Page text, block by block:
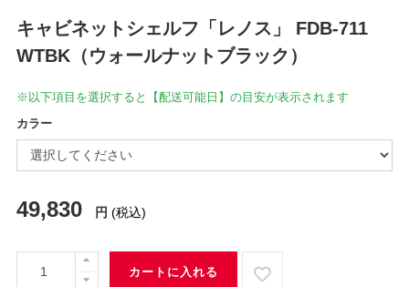
キャビネットシェルフ「レノス」 FDB-711
WTBK（ウォールナットブラック）
※以下項目を選択すると【配送可能日】の目安が表示されます
カラー
49,830 円 (税込)
カートに入れる